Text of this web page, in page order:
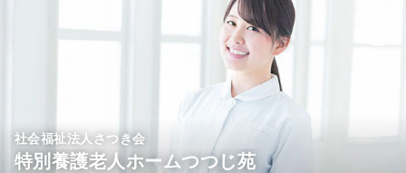
社会福祉法人さつき会
特別養護老人ホームつつじ苑